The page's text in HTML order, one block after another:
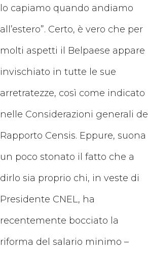
lo capiamo quando andiamo
all’estero”. Certo, è vero che per
molti aspetti il Belpaese appare
invischiato in tutte le sue
arretratezze, così come indicato
nelle Considerazioni generali del
Rapporto Censis. Eppure, suona
un poco stonato il fatto che a
dirlo sia proprio chi, in veste di
Presidente CNEL, ha
recentemente bocciato la
riforma del salario minimo –